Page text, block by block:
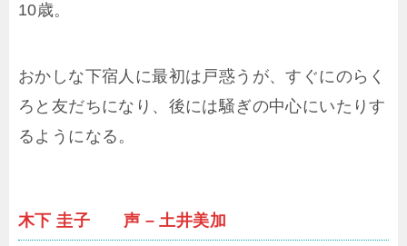
10歳。
おかしな下宿人に最初は戸惑うが、すぐにのらく
ろと友だちになり、後には騒ぎの中心にいたりす
るようになる。
木下 圭子 声 – 土井美加